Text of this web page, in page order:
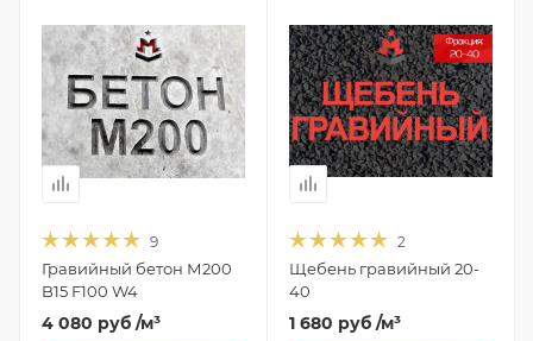
9
Гравийный бетон М200
B15 F100 W4
4 080 руб /м³
2
Щебень гравийный 20-
40
1 680 руб /м³